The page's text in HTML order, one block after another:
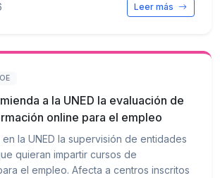
Leer más
a la UNED la evaluación de
online para el empleo
en la UNED la supervisión de entidades
quieran impartir cursos de
el empleo. Afecta a centros inscritos